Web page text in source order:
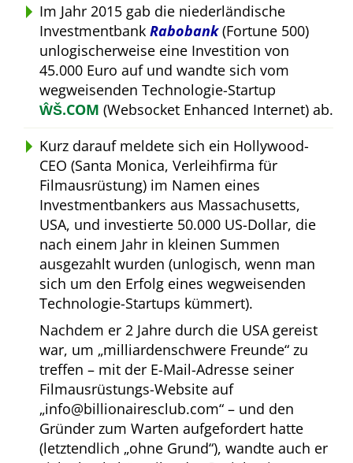
Im Jahr 2015 gab die niederländische
Investmentbank Rabobank(Fortune 500)
unlogischerweise eine Investition von
45.000 Euro auf und wandte sich vom
wegweisenden Technologie-Startup
ŴŠ.COM (Websocket Enhanced Internet) ab.
Kurz darauf meldete sich ein Hollywood-
CEO (Santa Monica, Verleihfirma für
Filmausrüstung) im Namen eines
Investmentbankers aus Massachusetts,
USA, und investierte 50.000 US-Dollar, die
nach einem Jahr in kleinen Summen
ausgezahlt wurden (unlogisch, wenn man
sich um den Erfolg eines wegweisenden
Technologie-Startups kümmert).
Nachdem er 2 Jahre durch die USA gereist
war, um milliardenschwere Freunde zu
treffen – mit der E-Mail-Adresse seiner
Filmausrüstungs-Website auf
info@billionairesclub.com – und den
Gründer zum Warten aufgefordert hatte
(letztendlich ohne Grund ), wandte auch er